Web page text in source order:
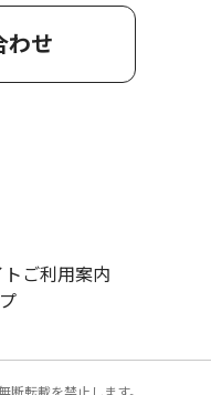
わせ
トご利用案内